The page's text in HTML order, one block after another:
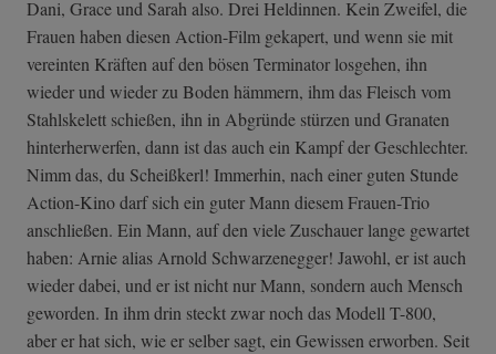
Dani, Grace und Sarah also. Drei Heldinnen. Kein Zweifel, die
Frauen haben diesen Action-Film gekapert, und wenn sie mit
vereinten Kräften auf den bösen Terminator losgehen, ihn
wieder und wieder zu Boden hämmern, ihm das Fleisch vom
Stahlskelett schießen, ihn in Abgründe stürzen und Granaten
hinterherwerfen, dann ist das auch ein Kampf der Geschlechter.
Nimm das, du Scheißkerl! Immerhin, nach einer guten Stunde
Action-Kino darf sich ein guter Mann diesem Frauen-Trio
anschließen. Ein Mann, auf den viele Zuschauer lange gewartet
haben: Arnie alias Arnold Schwarzenegger! Jawohl, er ist auch
wieder dabei, und er ist nicht nur Mann, sondern auch Mensch
geworden. In ihm drin steckt zwar noch das Modell T-800,
aber er hat sich, wie er selber sagt, ein Gewissen erworben. Seit